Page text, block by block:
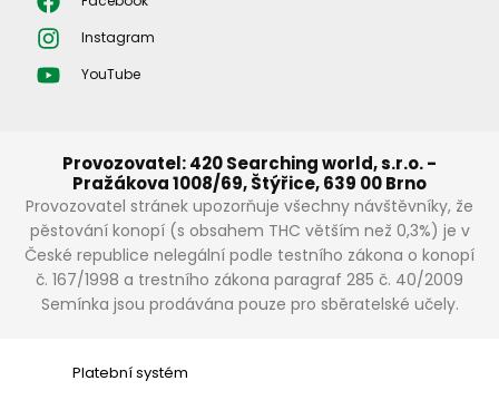
Instagram
YouTube
Provozovatel: 420 Searching world, s.r.o. -
Pražákova 1008/69, Štýřice, 639 00 Brno
Provozovatel stránek upozorňuje všechny návštěvníky, že
pěstování konopí (s obsahem THC větším než 0,3%) je v
České republice nelegální podle testního zákona o konopí
č. 167/1998 a trestního zákona paragraf 285 č. 40/2009
Semínka jsou prodávána pouze pro sběratelské učely.
Platební systém